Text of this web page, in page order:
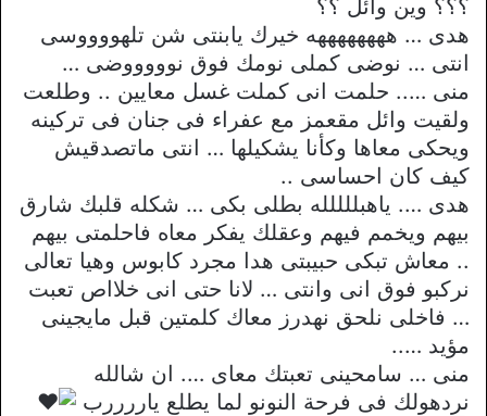
؟؟؟ وين وائل ؟؟
هدى … ههههههههه خيرك يابنتى شن تلهووووسى
انتى … نوضى كملى نومك فوق نوووووضى …
منى ….. حلمت انى كملت غسل معايين .. وطلعت
ولقيت وائل مقعمز مع عفراء فى جنان فى تركينه
ويحكى معاها وكأنا يشكيلها … انتى ماتصدقيش
كيف كان احساسى ..
هدى …. ياهبللللله بطلى بكى … شكله قلبك شارق
بيهم ويخمم فيهم وعقلك يفكر معاه فاحلمتى بيهم
.. معاش تبكى حبيبتى هدا مجرد كابوس وهيا تعالى
نركبو فوق انى وانتى … لانا حتى انى خلااص تعبت
… فاخلى نلحق نهدرز معاك كلمتين قبل مايجينى
مؤيد …..
منى … سامحينى تعبتك معاى …. ان شالله
نردهولك فى فرحة النونو لما يطلع ياررررب